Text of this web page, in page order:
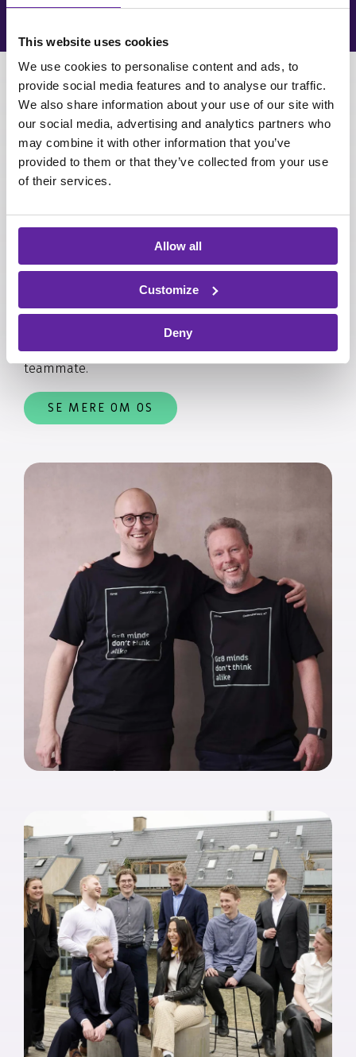
This website uses cookies
We use cookies to personalise content and ads, to
provide social media features and to analyse our traffic.
We also share information about your use of our site with
our social media, advertising and analytics partners who
may combine it with other information that you’ve
provided to them or that they’ve collected from your use
of their services.
Allow all
Customize
Deny
Sammen
+1.700 itm8s er klar til at
hjælpe dig
m8* [*mate]. Det er det, vi og vores navn står for: at
vi er kundernes IT-mate. Den person, som forstår
sammenhængen mellem dine mål for fremtiden. Og
hvad vi skal gøre i dag, for at realisere de mål
Vi tror på, at samarbejde er nøglen til succes. Derfor
har vi skabt et fundament og en kultur, hvor vi
betragter alle vi arbejder for og med som en
teammate.
SE MERE OM OS